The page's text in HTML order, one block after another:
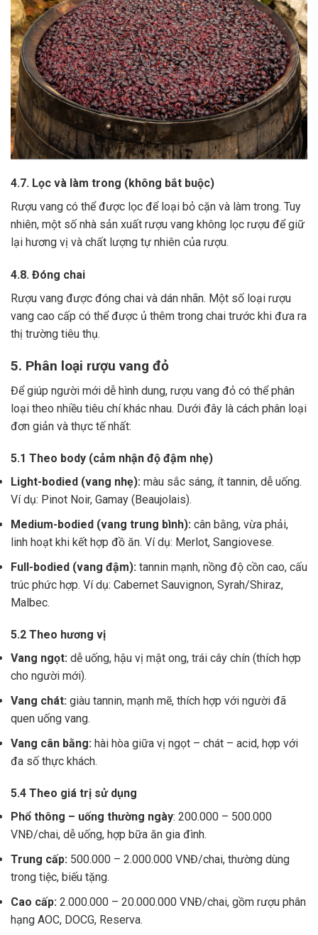
4.7. Lọc và làm trong (không bắt buộc)
Rượu vang có thể được lọc để loại bỏ cặn và làm trong. Tuy
nhiên, một số nhà sản xuất rượu vang không lọc rượu để giữ
lại hương vị và chất lượng tự nhiên của rượu.
4.8. Đóng chai
Rượu vang được đóng chai và dán nhãn. Một số loại rượu
vang cao cấp có thể được ủ thêm trong chai trước khi đưa ra
thị trường tiêu thụ.
5. Phân loại rượu vang đỏ
Để giúp người mới dễ hình dung, rượu vang đỏ có thể phân
loại theo nhiều tiêu chí khác nhau. Dưới đây là cách phân loại
đơn giản và thực tế nhất:
5.1 Theo body (cảm nhận độ đậm nhẹ)
Light-bodied (vang nhẹ): màu sắc sáng, ít tannin, dễ uống.
Ví dụ: Pinot Noir, Gamay (Beaujolais).
Medium-bodied (vang trung bình): cân bằng, vừa phải,
linh hoạt khi kết hợp đồ ăn. Ví dụ: Merlot, Sangiovese.
Full-bodied (vang đậm): tannin mạnh, nồng độ cồn cao, cấu
trúc phức hợp. Ví dụ: Cabernet Sauvignon, Syrah/Shiraz,
Malbec.
5.2 Theo hương vị
Vang ngọt: dễ uống, hậu vị mật ong, trái cây chín (thích hợp
cho người mới).
Vang chát: giàu tannin, mạnh mẽ, thích hợp với người đã
quen uống vang.
Vang cân bằng: hài hòa giữa vị ngọt – chát – acid, hợp với
đa số thực khách.
5.4 Theo giá trị sử dụng
Phổ thông – uống thường ngày: 200.000 – 500.000
VNĐ/chai, dễ uống, hợp bữa ăn gia đình.
Trung cấp: 500.000 – 2.000.000 VNĐ/chai, thường dùng
trong tiệc, biếu tặng.
Cao cấp: 2.000.000 – 20.000.000 VNĐ/chai, gồm rượu phân
hạng AOC, DOCG, Reserva.